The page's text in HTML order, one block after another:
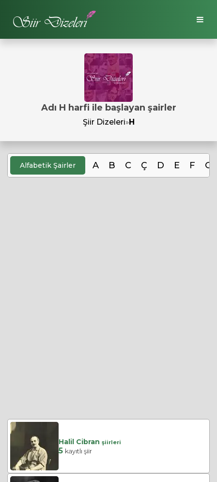
Adı H harfi ile başlayan şairler
Şiir Dizeleri»H
Alfabetik Şairler A B C Ç D E F G
Halil Cibran şiirleri
5 kayıtlı şiir